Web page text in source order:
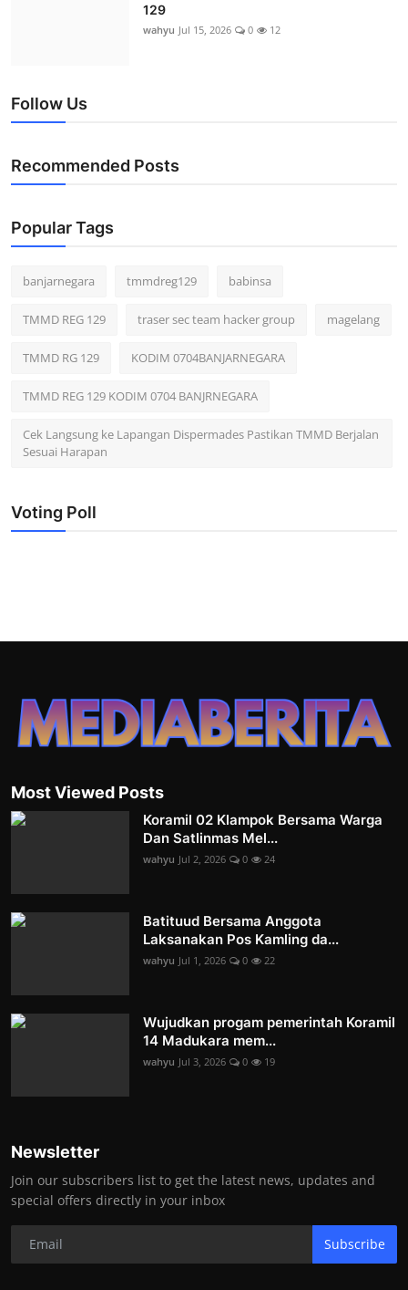
129
wahyu Jul 15, 2026 0 12
Follow Us
Recommended Posts
Popular Tags
banjarnegara tmmdreg129 babinsa
TMMD REG 129 traser sec team hacker group magelang
TMMD RG 129 KODIM 0704BANJARNEGARA
TMMD REG 129 KODIM 0704 BANJRNEGARA
Cek Langsung ke Lapangan Dispermades Pastikan TMMD Berjalan
Sesuai Harapan
Voting Poll
Most Viewed Posts
Koramil 02 Klampok Bersama Warga
Dan Satlinmas Mel...
wahyu Jul 2, 2026 0 24
Batituud Bersama Anggota
Laksanakan Pos Kamling da...
wahyu Jul 1, 2026 0 22
Wujudkan progam pemerintah Koramil
14 Madukara mem...
wahyu Jul 3, 2026 0 19
Newsletter
Join our subscribers list to get the latest news, updates and
special offers directly in your inbox
Subscribe